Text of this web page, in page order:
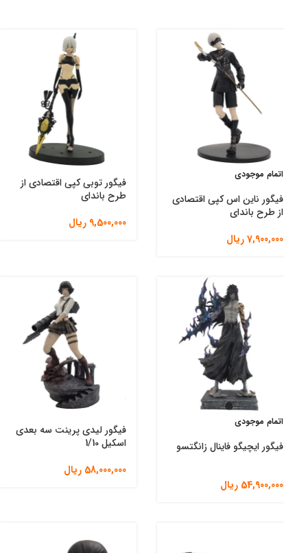
اتمام موجودی
فیگور ناین اس کپی اقتصادی
از طرح باندای
7,900,000ریال
فیگور توبی کپی اقتصادی از
طرح باندای
9,500,000 ریال
اتمام موجودی
فیگور ایچیگو فاینال زانگتسو
54,900,000 ریال
فیگور لیدی پرینت سه بعدی
اسکیل 1/10
58,000,000 ریال